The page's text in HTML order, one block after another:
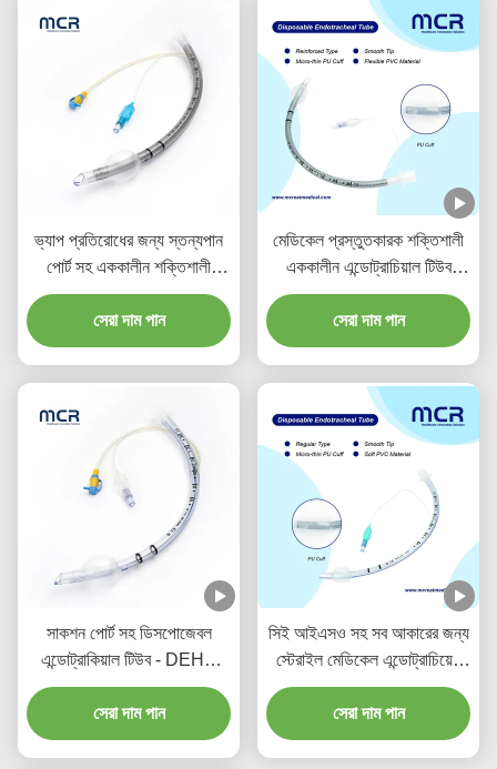
ভ্যাপ প্রতিরোধের জন্য স্তন্যপান
পোর্ট সহ এককালীন শক্তিশালী
এন্ডোট্রাচিয়াল টিউব
সেরা দাম পান
মেডিকেল প্রস্তুতকারক শক্তিশালী
এককালীন এন্ডোট্রাচিয়াল টিউব
ডিইএইচপি মুক্ত
সেরা দাম পান
সাকশন পোর্ট সহ ডিসপোজেবল
এন্ডোট্রাকিয়াল টিউব - DEHP
মুক্ত স্বচ্ছ PVC, পাঁচ বছরের
গুণগত মানের নিশ্চয়তা
সেরা দাম পান
সিই আইএসও সহ সব আকারের জন্য
স্টেরাইল মেডিকেল এন্ডোট্রাচিয়েল
টিউব
সেরা দাম পান